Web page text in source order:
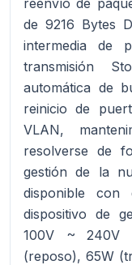
reenvío de
de 9216 Bytes
intermedia de
transmisión
automática de
reinicio de
VLAN,
resolverse de
gestión de la
disponible
dispositivo de
100V ~ 240V
(reposo), 65W